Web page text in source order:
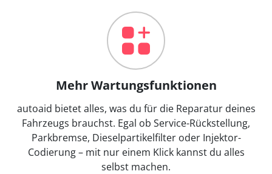
Mehr Wartungsfunktionen
autoaid bietet alles, was du für die Reparatur deines
Fahrzeugs brauchst. Egal ob Service-Rückstellung,
Parkbremse, Dieselpartikelfilter oder Injektor-
Codierung – mit nur einem Klick kannst du alles
selbst machen.